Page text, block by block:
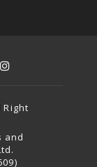
Right
and